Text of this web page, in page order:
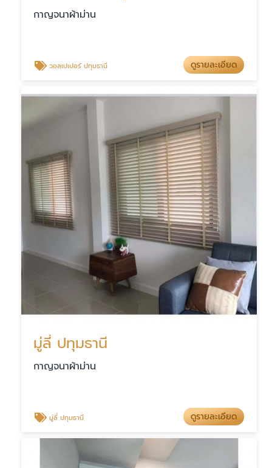
กาญจนาผ้าม่าน
วอลเปเปอร์ ปทุมธานี ดูรายละเอียด
มู่ลี่ ปทุมธานี
กาญจนาผ้าม่าน
มู่ลี่ ปทุมธานี ดูรายละเอียด